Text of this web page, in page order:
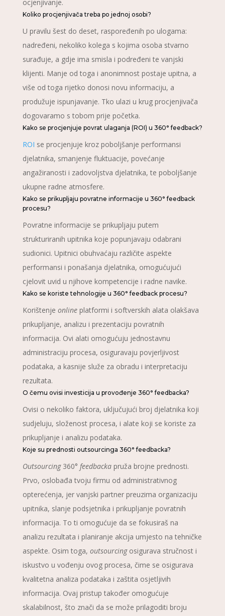
ocjenjivanje.
Koliko procjenjivača treba po jednoj osobi?
U pravilu šest do deset, raspoređenih po ulogama:
nadređeni, nekoliko kolega s kojima osoba stvarno
surađuje, a gdje ima smisla i podređeni te vanjski
klijenti. Manje od toga i anonimnost postaje upitna, a
više od toga rijetko donosi novu informaciju, a
produžuje ispunjavanje. Tko ulazi u krug procjenjivača
dogovaramo s tobom prije početka.
Kako se procjenjuje povrat ulaganja (ROI) u 360° feedback?
ROI se procjenjuje kroz poboljšanje performansi
djelatnika, smanjenje fluktuacije, povećanje
angažiranosti i zadovoljstva djelatnika, te poboljšanje
ukupne radne atmosfere.
Kako se prikupljaju povratne informacije u 360° feedback
procesu?
Povratne informacije se prikupljaju putem
strukturiranih upitnika koje popunjavaju odabrani
sudionici. Upitnici obuhvaćaju različite aspekte
performansi i ponašanja djelatnika, omogućujući
cjelovit uvid u njihove kompetencije i radne navike.
Kako se koriste tehnologije u 360° feedback procesu?
Korištenje onlineplatformi i softverskih alata olakšava
prikupljanje, analizu i prezentaciju povratnih
informacija. Ovi alati omogućuju jednostavnu
administraciju procesa, osiguravaju povjerljivost
podataka, a kasnije služe za obradu i interpretaciju
rezultata.
O čemu ovisi investicija u provođenje 360° feedbacka?
Ovisi o nekoliko faktora, uključujući broj djelatnika koji
sudjeluju, složenost procesa, i alate koji se koriste za
prikupljanje i analizu podataka.
Koje su prednosti outsourcinga 360° feedbacka?
Outsourcing360° feedbackapruža brojne prednosti.
Prvo, oslobađa tvoju firmu od administrativnog
opterećenja, jer vanjski partner preuzima organizaciju
upitnika, slanje podsjetnika i prikupljanje povratnih
informacija. To ti omogućuje da se fokusiraš na
analizu rezultata i planiranje akcija umjesto na tehničke
aspekte. Osim toga, outsourcingosigurava stručnost i
iskustvo u vođenju ovog procesa, čime se osigurava
kvalitetna analiza podataka i zaštita osjetljivih
informacija. Ovaj pristup također omogućuje
skalabilnost, što znači da se može prilagoditi broju